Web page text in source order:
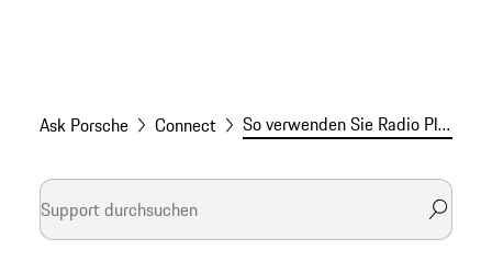
Ask Porsche Connect So verwenden Sie Radio Plus in Ihrem Porsche